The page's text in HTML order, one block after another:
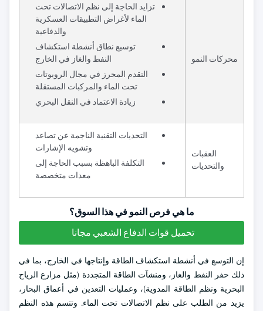
محركات النمو
تزايد الحاجة إلى نظم الاتصالات تحت
الماء لأغراض التطبيقات العسكرية
والدفاعية
توسيع نطاق أنشطة استكشاف
النفط والغاز في الخارج
التقدم المحرز في مجال الروبوتات
تحت الماء والمركبات المستقلة
زيادة الاعتماد في النقل البحري
العقبات
والتحديات
التحديات التقنية الناجمة عن تصاعد
وتشويه الإشارات
التكلفة الباهظة بسبب الحاجة إلى
معدات متخصصة
ما هي فرص النمو في هذا السوق؟
تحميل قوات الدفاع الشعبي مجانا
إن التوسع في أنشطة استكشاف الطاقة وإنتاجها في الخارج، بما في
ذلك حفر النفط والغاز، ومنشآت الطاقة المتجددة (مثل مزارع الرياح
البحرية ونظم الطاقة المدوية)، وعمليات التعدين في أعماق البحار،
يزيد من الطلب على نظم الاتصالات تحت الماء. وتتسم هذه النظم